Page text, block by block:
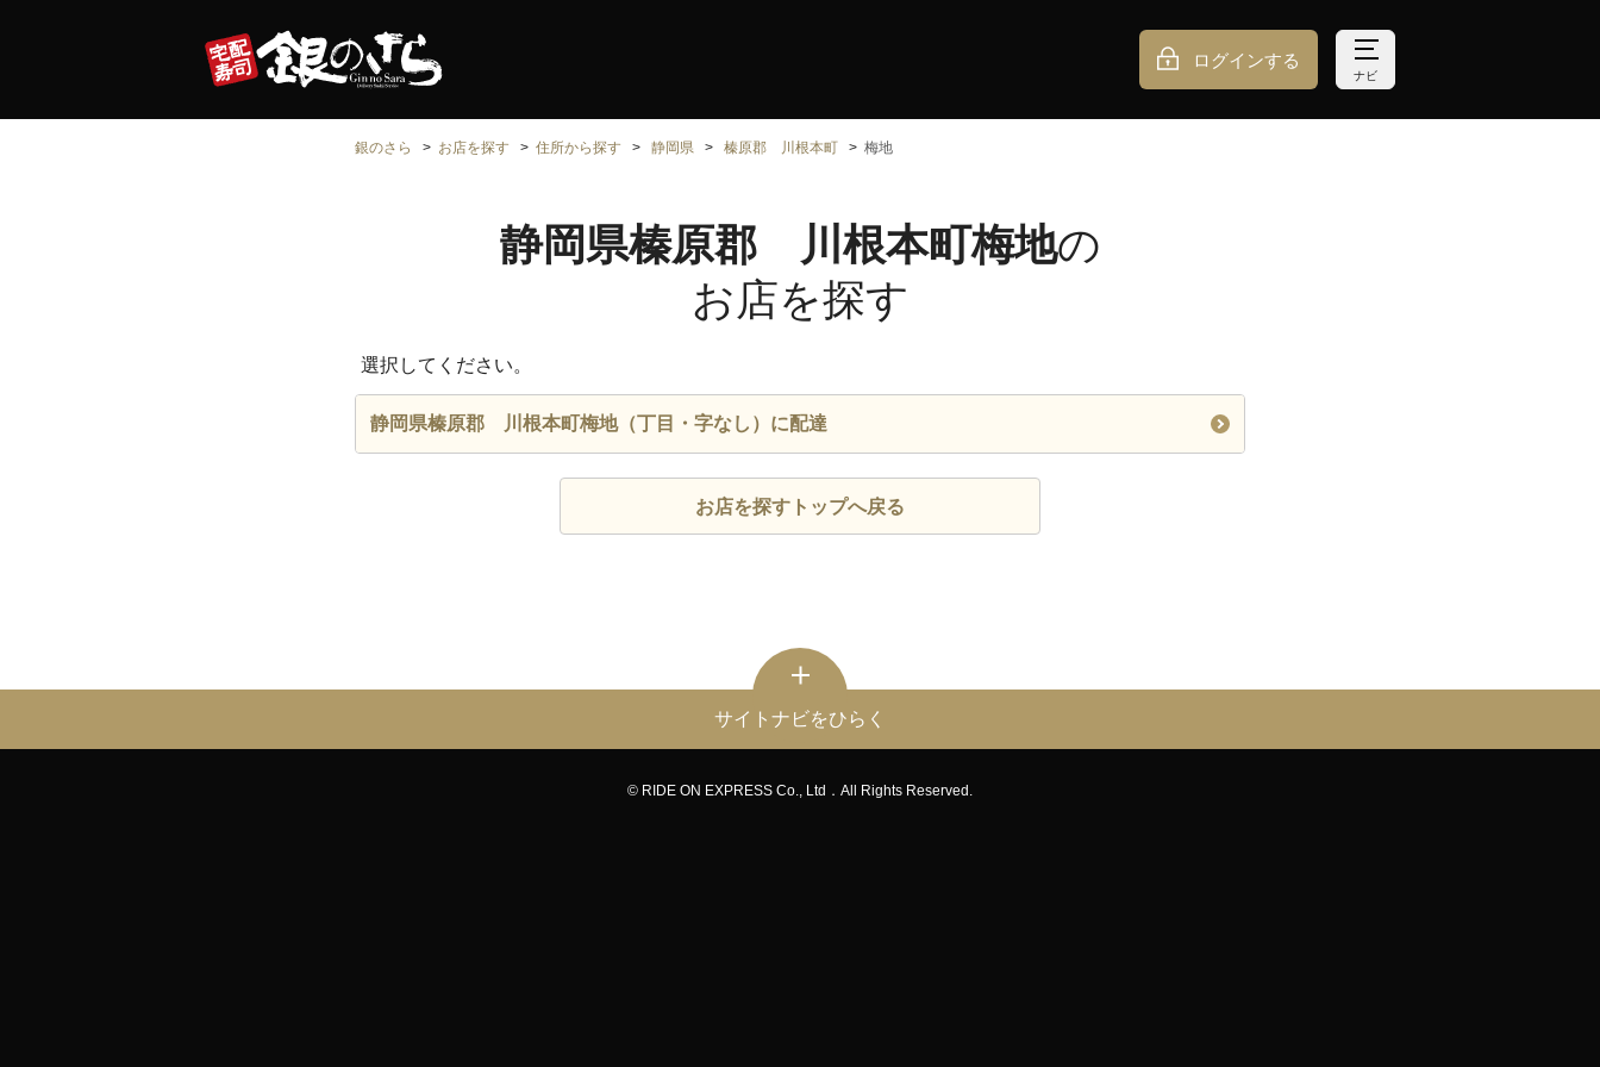
ログインする
ナビ
銀のさら お店を探す 住所から探す 静岡県 榛原郡 川根本町 梅地
静岡県榛原郡 川根本町梅地の
お店を探す
選択してください。
静岡県榛原郡 川根本町梅地（丁目・字なし）に配達
お店を探すトップへ戻る
サイトナビをひらく
© RIDE ON EXPRESS Co., Ltd．All Rights Reserved.